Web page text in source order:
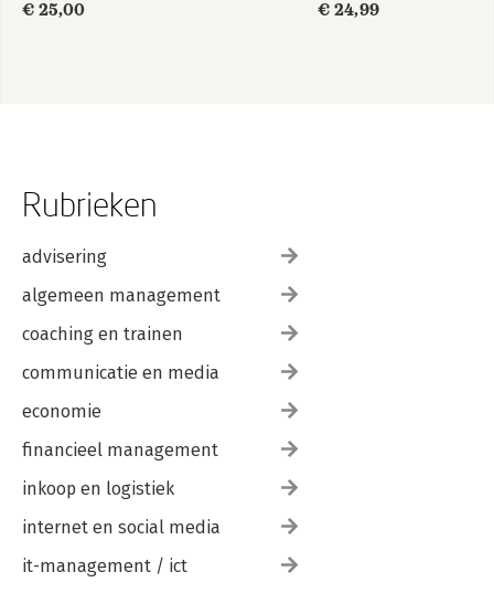
€ 25,00
€ 24,99
Rubrieken
advisering
algemeen management
coaching en trainen
communicatie en media
economie
financieel management
inkoop en logistiek
internet en social media
it-management / ict